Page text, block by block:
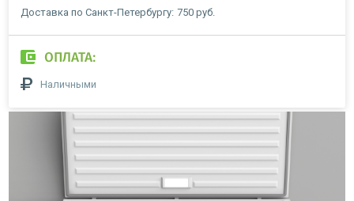
Доставка по Санкт-Петербургу: 750 руб.
ОПЛАТА:
Наличными